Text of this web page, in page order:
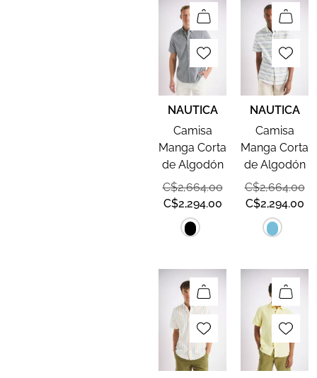
NAUTICA
Camisa
Manga Corta
de Algodón
C$2,664.00
C$2,294.00
NAUTICA
Camisa
Manga Corta
de Algodón
C$2,664.00
C$2,294.00